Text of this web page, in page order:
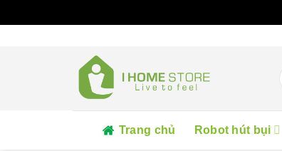
Trang chủ Robot hút bụi